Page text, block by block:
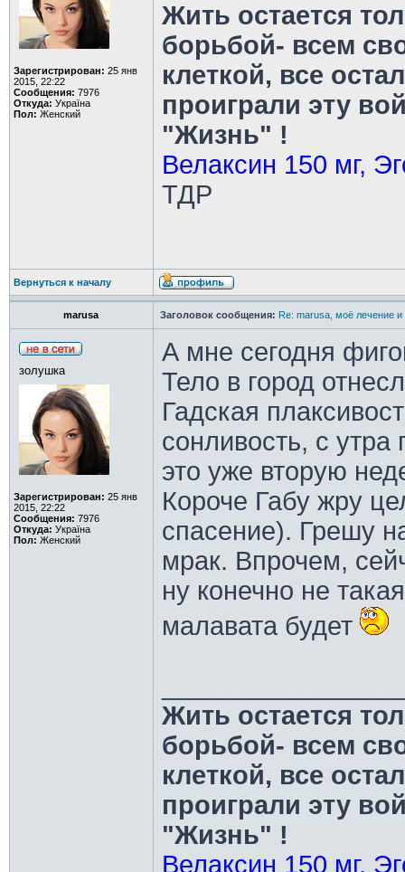
Зарегистрирован: 25 янв
2015, 22:22
Сообщения: 7976
Откуда: Україна
Пол: Женский
Жить остается
борьбой- всем
клеткой, все
проиграли эту
"Жизнь" !
Велаксин 150 мг,
ТДР
Вернуться к началу
marusa Заголовок сообщения: Re: marusa, моё лечение и
золушка
Зарегистрирован: 25 янв
2015, 22:22
Сообщения: 7976
Откуда: Україна
Пол: Женский
А мне сегодня
Тело в город
Гадская
сонливость, с утра
это уже вторую
Короче Габу жру
спасение). Грешу
мрак. Впрочем,
ну конечно не
малавата будет
Жить остается
борьбой- всем
клеткой, все
проиграли эту
"Жизнь" !
Велаксин 150 мг,